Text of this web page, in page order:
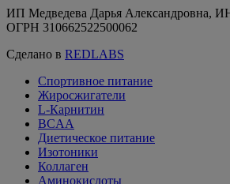
ИП Медведева Дарья Александровна,
ОГРН 310662522500062
Сделано в REDLABS
Спортивное питание
Жиросжигатели
L-Карнитин
BCAA
Диетическое питание
Изотоники
Коллаген
Аминокислоты